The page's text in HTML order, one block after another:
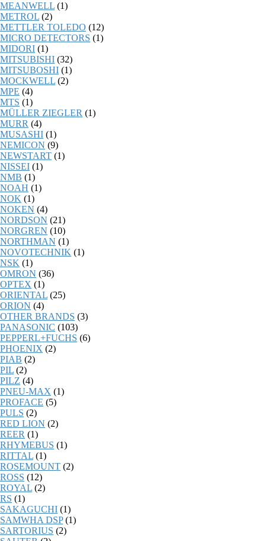
MEANWELL (1)
METROL (2)
METTLER TOLEDO (12)
MICRO DETECTORS (1)
MIDORI (1)
MITSUBISHI (32)
MITSUBOSHI (1)
MOCKWELL (2)
MPE (4)
MTS (1)
MÜLLER ZIEGLER (1)
MURR (4)
MUSASHI (1)
NEMICON (9)
NEWSTART (1)
NISSEI (1)
NMB (1)
NOAH (1)
NOK (1)
NOKEN (4)
NORDSON (21)
NORGREN (10)
NORTHMAN (1)
NOVOTECHNIK (1)
NSK (1)
OMRON (36)
OPTEX (1)
ORIENTAL (25)
ORION (4)
OTHER BRANDS (3)
PANASONIC (103)
PEPPERL+FUCHS (6)
PHOENIX (2)
PIAB (2)
PIL (2)
PILZ (4)
PNEU-MAX (1)
PROFACE (5)
PULS (2)
RED LION (2)
REER (1)
RHYMEBUS (1)
RITTAL (1)
ROSEMOUNT (2)
ROSS (12)
ROYAL (2)
RS (1)
SAKAGUCHI (1)
SAMWHA DSP (1)
SARTORIUS (2)